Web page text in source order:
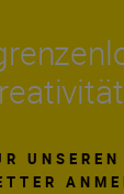
UNSEREN